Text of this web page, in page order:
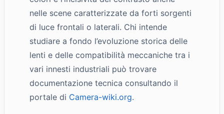
nelle scene caratterizzate da forti sorgenti
di luce frontali o laterali. Chi intende
studiare a fondo l’evoluzione storica delle
lenti e delle compatibilità meccaniche tra i
vari innesti industriali può trovare
documentazione tecnica consultando il
portale di Camera-wiki.org.